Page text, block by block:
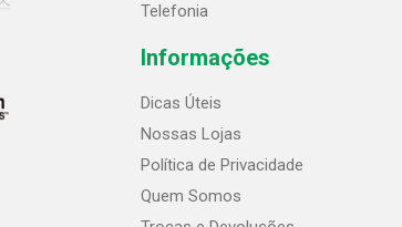
Telefonia
Informações
Dicas Úteis
Nossas Lojas
Política de Privacidade
Quem Somos